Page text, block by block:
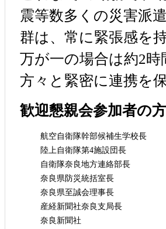
震等数多くの災害派
群は、常に緊張感を
万が一の場合は約2
方々と緊密に連携を
歓迎懇親会参加者の
航空自衛隊幹部候補生学校長
陸上自衛隊第4施設団長
自衛隊奈良地方連絡部長
奈良県防災統括室長
奈良県至誠会理事長
産経新聞社奈良支局長
奈良新聞社